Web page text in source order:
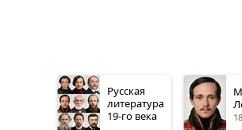
Русская
литература
19-говека